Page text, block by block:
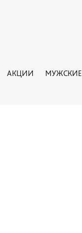
АКЦИИ МУЖСКИЕ